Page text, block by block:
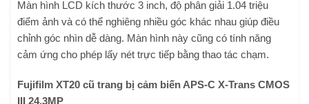
Màn hình LCD kích thước 3 inch, độ phân giải 1.04 triệu
điểm ảnh và có thể nghiêng nhiều góc khác nhau giúp điều
chỉnh góc nhìn dễ dàng. Màn hình này cũng có tính năng
cảm ứng cho phép lấy nét trực tiếp bằng thao tác chạm.
Fujifilm XT20 cũ trang bị cảm biến APS-C X-Trans CMOS
III 24.3MP